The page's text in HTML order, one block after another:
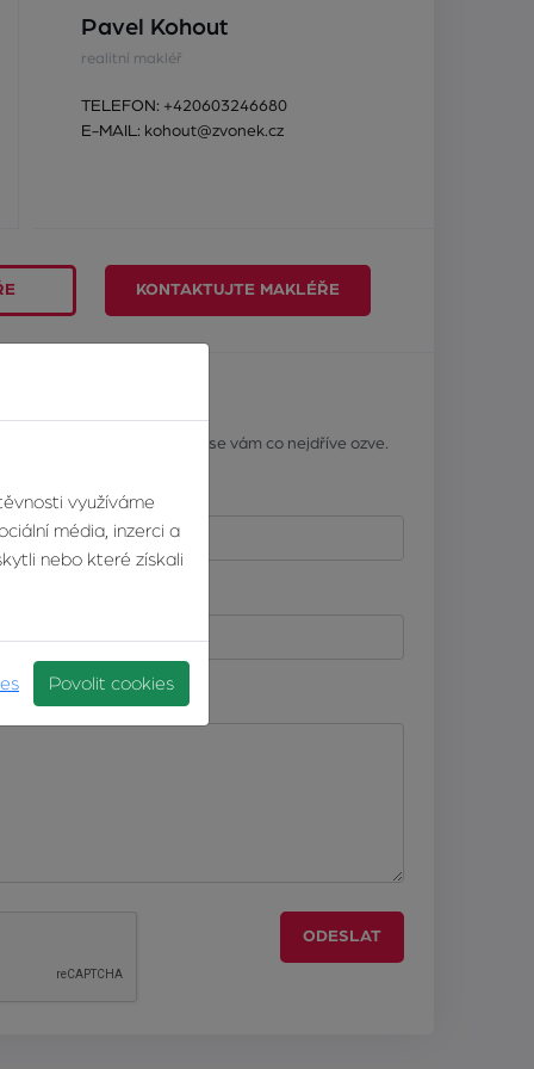
Pavel Kohout
realitní makléř
TELEFON: +420603246680
E-MAIL: kohout@zvonek.cz
KONTAKTUJTE MAKLÉŘE
Napište nám a náš makléř se vám co nejdříve ozve.
Příjmení
ODESLAT
využíváme
média, inzerci a
nebo které získali
Povolit cookies